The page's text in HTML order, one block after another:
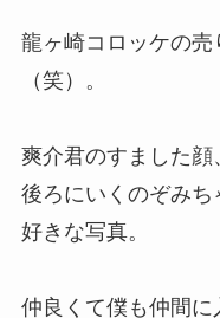
龍ヶ崎コロッケの
（笑）。
爽介君のすました
後ろにいくのぞみ
好きな写真。
仲良くて僕も仲間